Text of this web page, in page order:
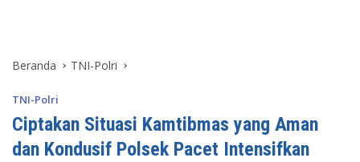
Beranda TNI-Polri
TNI-Polri
Ciptakan Situasi Kamtibmas yang Aman
dan Kondusif Polsek Pacet Intensifkan